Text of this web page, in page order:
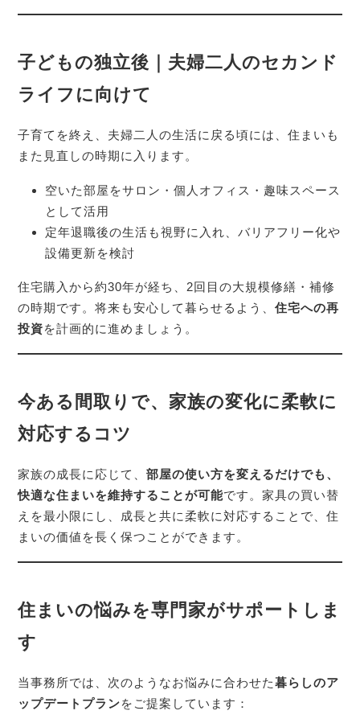
子どもの独立後｜夫婦二人のセカンド
ライフに向けて
子育てを終え、夫婦二人の生活に戻る頃には、住まいも
また見直しの時期に入ります。
空いた部屋をサロン・個人オフィス・趣味スペース
として活用
定年退職後の生活も視野に入れ、バリアフリー化や
設備更新を検討
住宅購入から約30年が経ち、2回目の大規模修繕・補修
の時期です。将来も安心して暮らせるよう、住宅への再
投資を計画的に進めましょう。
今ある間取りで、家族の変化に柔軟に
対応するコツ
家族の成長に応じて、部屋の使い方を変えるだけでも、
快適な住まいを維持することが可能です。家具の買い替
えを最小限にし、成長と共に柔軟に対応することで、住
まいの価値を長く保つことができます。
住まいの悩みを専門家がサポートしま
す
当事務所では、次のようなお悩みに合わせた暮らしのア
ップデートプランをご提案しています：